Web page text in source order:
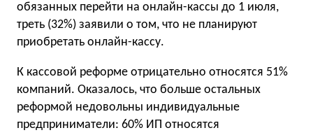
обязанных перейти на онлайн-кассы до 1 июля,
треть (32%) заявили о том, что не планируют
приобретать онлайн-кассу.
К кассовой реформе отрицательно относятся 51%
компаний. Оказалось, что больше остальных
реформой недовольны индивидуальные
предприниматели: 60% ИП относятся